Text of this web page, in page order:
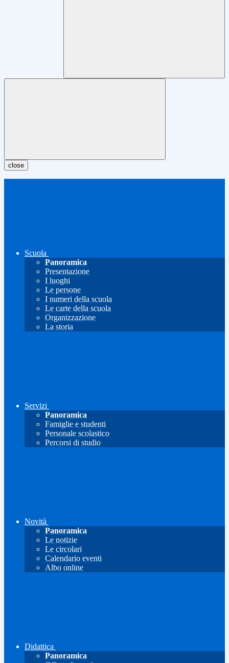
close
Scuola
Panoramica
Presentazione
I luoghi
Le persone
I numeri della scuola
Le carte della scuola
Organizzazione
La storia
Servizi
Panoramica
Famiglie e studenti
Personale scolastico
Percorsi di studio
Novità
Panoramica
Le notizie
Le circolari
Calendario eventi
Albo online
Didattica
Panoramica